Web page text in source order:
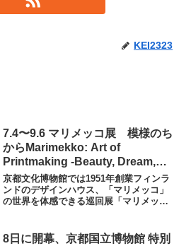
KEI2323
7.4〜9.6 マリメッコ展 模様のち
からMarimekko: Art of
Printmaking -Beauty, Dream,
Love
京都文化博物館では1951年創業フィンラ
ンドのデザインハウス、「マリメッコ」
の世界を体感できる巡回展「マリメッコ
7/...
8日に開幕、京都国立博物館 特別